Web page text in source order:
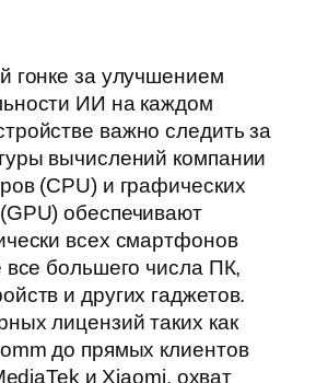
гонке за улучшением
ИИ на каждом
важно следить за
вычислений компании
(CPU) и графических
обеспечивают
всех смартфонов
все большего числа ПК,
и других гаджетов.
лицензий таких как
до прямых клиентов
и Xiaomi, охват